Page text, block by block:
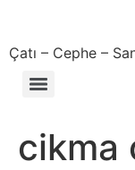
Çatı – Cephe –
cikma